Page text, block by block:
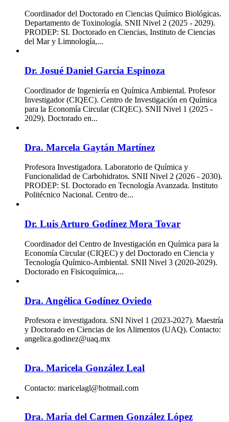
Coordinador del Doctorado en Ciencias Químico Biológicas.
Departamento de Toxinología. SNII Nivel 2 (2025 - 2029).
PRODEP: SI. Doctorado en Ciencias, Instituto de Ciencias
del Mar y Limnología,...
Dr. Josué Daniel García Espinoza
Coordinador de Ingeniería en Química Ambiental. Profesor
Investigador (CIQEC). Centro de Investigación en Química
para la Economía Circular (CIQEC). SNII Nivel 1 (2025 -
2029). Doctorado en...
Dra. Marcela Gaytán Martínez
Profesora Investigadora. Laboratorio de Química y
Funcionalidad de Carbohidratos. SNII Nivel 2 (2026 - 2030).
PRODEP: SI. Doctorado en Tecnología Avanzada. Instituto
Politécnico Nacional. Centro de...
Dr. Luis Arturo Godínez Mora Tovar
Coordinador del Centro de Investigación en Química para la
Economía Circular (CIQEC) y del Doctorado en Ciencia y
Tecnología Químico-Ambiental. SNII Nivel 3 (2020-2029).
Doctorado en Fisicoquímica,...
Dra. Angélica Godínez Oviedo
Profesora e investigadora. SNI Nivel 1 (2023-2027). Maestría
y Doctorado en Ciencias de los Alimentos (UAQ). Contacto:
angelica.godinez@uaq.mx
Dra. Maricela González Leal
Contacto: maricelagl@hotmail.com
Dra. María del Carmen González López